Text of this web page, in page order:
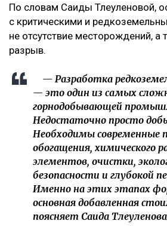
По словам Саиды Тлеуленовой,
с критическими и
не отсутствие месторождений, а
разрыв.
— Разработка
— это один из самых
горнодобывающей
Недостаточно просто
Необходимы современные
обогащения, химического
элементов, очистки,
безопасности и глубокой
Именно на этих этапах
основная добавленная
поясняет Саида